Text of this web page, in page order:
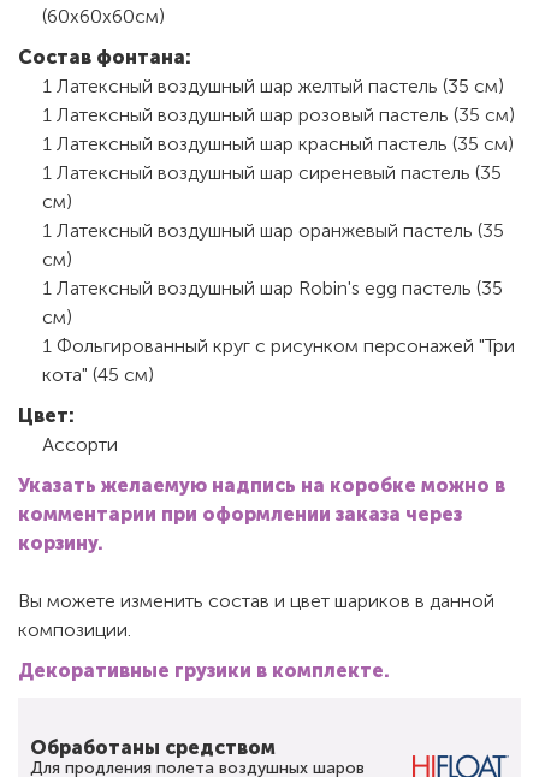
(60х60х60см)
Состав фонтана:
1 Латексный воздушный шар желтый пастель (35 см)
1 Латексный воздушный шар розовый пастель (35 см)
1 Латексный воздушный шар красный пастель (35 см)
1 Латексный воздушный шар сиреневый пастель (35
см)
1 Латексный воздушный шар оранжевый пастель (35
см)
1 Латексный воздушный шар Robin's egg пастель (35
см)
1 Фольгированный круг с рисунком персонажей "Три
кота" (45 см)
Цвет:
Ассорти
Указать желаемую надпись на коробке можно в
комментарии при оформлении заказа через
корзину.
Вы можете изменить состав и цвет шариков в данной
композиции.
Декоративные грузики в комплекте.
Обработаны средством
Для продления полета воздушных шаров